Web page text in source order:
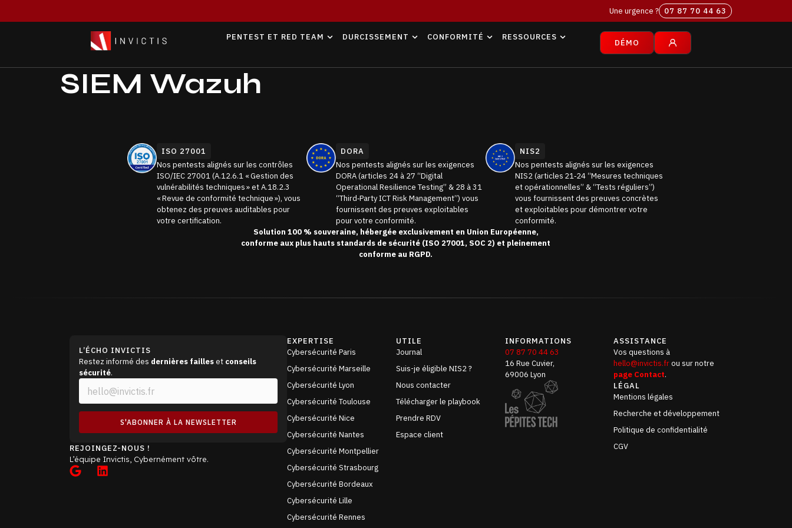
Une urgence ? 07 87 70 44 63‬
PENTEST ET RED TEAM DURCISSEMENT CONFORMITÉ RESSOURCES
DÉMO
SIEM Wazuh
ISO 27001
Nos pentests alignés sur les contrôles
ISO/IEC 27001 (A.12.6.1 « Gestion des
vulnérabilités techniques » et A.18.2.3
« Revue de conformité technique »), vous
obtenez des preuves auditables pour
votre certification.
DORA
Nos pentests alignés sur les exigences
DORA (articles 24 à 27 “Digital
Operational Resilience Testing” & 28 à 31
“Third‑Party ICT Risk Management”) vous
fournissent des preuves exploitables
pour votre conformité.
NIS2
Nos pentests alignés sur les exigences
NIS2 (articles 21‑24 “Mesures techniques
et opérationnelles” & “Tests réguliers”)
vous fournissent des preuves concrètes
et exploitables pour démontrer votre
conformité.
Solution 100 % souveraine, hébergée exclusivement en Union Européenne,
conforme aux plus hauts standards de sécurité (ISO 27001, SOC 2) et pleinement
conforme au RGPD.
L’ÉCHO INVICTIS
Restez informé des dernières failleset conseils
sécurité.
E
a
l
E
m
a
E
a
i
S'ABONNER À LA NEWSLETTER
REJOINGEZ-NOUS !
L’équipe Invictis, Cybernément vôtre.
EXPERTISE
Cybersécurité Paris
Cybersécurité Marseille
Cybersécurité Lyon
Cybersécurité Toulouse
Cybersécurité Nice
Cybersécurité Nantes
Cybersécurité Montpellier
Cybersécurité Strasbourg
Cybersécurité Bordeaux
Cybersécurité Lille
Cybersécurité Rennes
UTILE
Journal
Suis-je éligible NIS2 ?
Nous contacter
Télécharger le playbook
Prendre RDV
Espace client
INFORMATIONS
07 87 70 44 63
16 Rue Cuvier,
69006 Lyon
ASSISTANCE
Vos questions à
hello@invictis.frou sur notre
page Contact.
LÉGAL
Mentions légales
Recherche et développement
Politique de confidentialité
CGV